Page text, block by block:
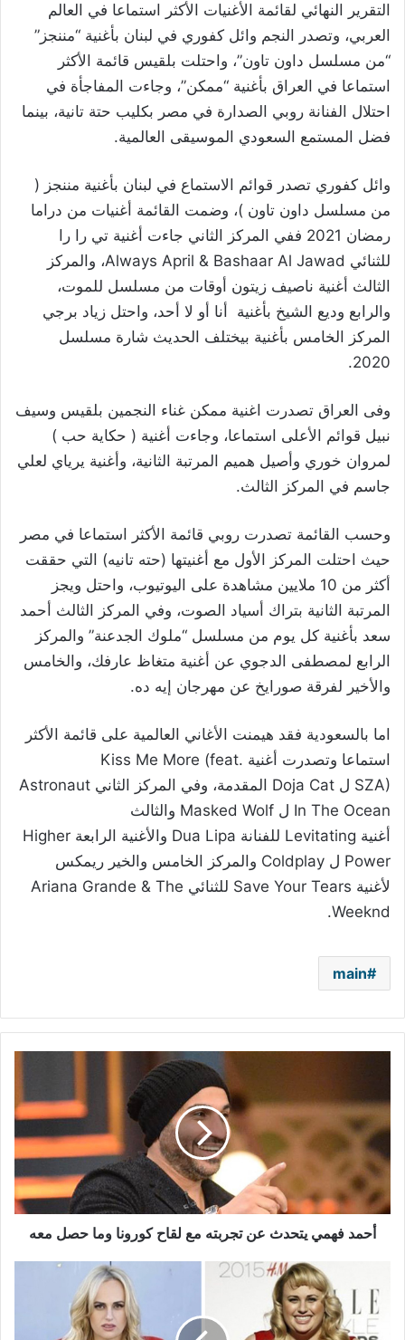
التقرير النهائي لقائمة الأغنيات الأكثر استماعا في العالم
العربي، وتصدر النجم وائل كفوري في لبنان بأغنية “مننجز”
“من مسلسل داون تاون”، واحتلت بلقيس قائمة الأكثر
استماعا في العراق بأغنية “ممكن”، وجاءت المفاجأة في
احتلال الفنانة روبي الصدارة في مصر بكليب حتة تانية، بينما
فضل المستمع السعودي الموسيقى العالمية.
وائل كفوري تصدر قوائم الاستماع في لبنان بأغنية مننجز (
من مسلسل داون تاون )، وضمت القائمة أغنيات من دراما
رمضان 2021 ففي المركز الثاني جاءت أغنية تي را را
للثنائي Always April & Bashaar Al Jawad، والمركز
الثالث أغنية ناصيف زيتون أوقات من مسلسل للموت،
والرابع وديع الشيخ بأغنية أنا أو لا أحد، واحتل زياد برجي
المركز الخامس بأغنية بيختلف الحديث شارة مسلسل
2020.
وفى العراق تصدرت اغنية ممكن غناء النجمين بلقيس وسيف
نبيل قوائم الأعلى استماعا، وجاءت أغنية ( حكاية حب )
لمروان خوري وأصيل هميم المرتبة الثانية، وأغنية يرياي لعلي
جاسم في المركز الثالث.
وحسب القائمة تصدرت روبي قائمة الأكثر استماعا في مصر
حيث احتلت المركز الأول مع أغنيتها (حته تانيه) التي حققت
أكثر من 10 ملايين مشاهدة على اليوتيوب، واحتل ويجز
المرتبة الثانية بتراك أسياد الصوت، وفي المركز الثالث أحمد
سعد بأغنية كل يوم من مسلسل “ملوك الجدعنة” والمركز
الرابع لمصطفى الدجوي عن أغنية متغاظ عارفك، والخامس
والأخير لفرقة صورايخ عن مهرجان إيه ده.
اما بالسعودية فقد هيمنت الأغاني العالمية على قائمة الأكثر
استماعا وتصدرت أغنية Kiss Me More (feat.
SZA) ل Doja Cat المقدمة، وفي المركز الثاني Astronaut
In The Ocean ل Masked Wolf والثالث
أغنية Levitating للفنانة Dua Lipa والأغنية الرابعة Higher
Power ل Coldplay والمركز الخامس والخير ريمكس
لأغنية Save Your Tears للثنائي Ariana Grande & The
Weeknd.
main
يتحدث
تجربته
مع
لقاح
كورونا
وما
حصلأحمد فهمي يتحدث عن تجربته مع لقاح كورونا وما حصل معه
ويلسون
تظهر